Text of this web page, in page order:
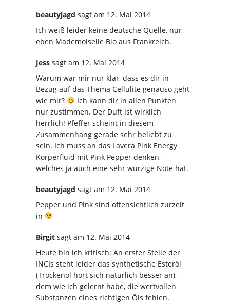
beautyjagd sagt am 12. Mai 2014
Ich weiß leider keine deutsche Quelle, nur
eben Mademoiselle Bio aus Frankreich.
Jess sagt am 12. Mai 2014
Warum war mir nur klar, dass es dir in
Bezug auf das Thema Cellulite genauso geht
wie mir?
Ich kann dir in allen Punkten
nur zustimmen. Der Duft ist wirklich
herrlich! Pfeffer scheint in diesem
Zusammenhang gerade sehr beliebt zu
sein. Ich muss an das Lavera Pink Energy
Körperfluid mit Pink Pepper denken,
welches ja auch eine sehr würzige Note hat.
beautyjagd sagt am 12. Mai 2014
Pepper und Pink sind offensichtlich zurzeit
in
Birgit sagt am 12. Mai 2014
Heute bin ich kritisch: An erster Stelle der
INCIs steht leider das synthetische Esteröl
(Trockenöl hört sich natürlich besser an),
dem wie ich gelernt habe, die wertvollen
Substanzen eines richtigen Öls fehlen.